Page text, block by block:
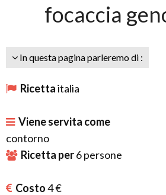
focaccia
In questa pagina parleremo di :
Ricettaitalia
Viene servita come
contorno
Ricetta per6persone
Costo4 €